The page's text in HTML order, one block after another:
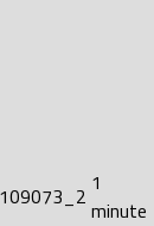
1
minute